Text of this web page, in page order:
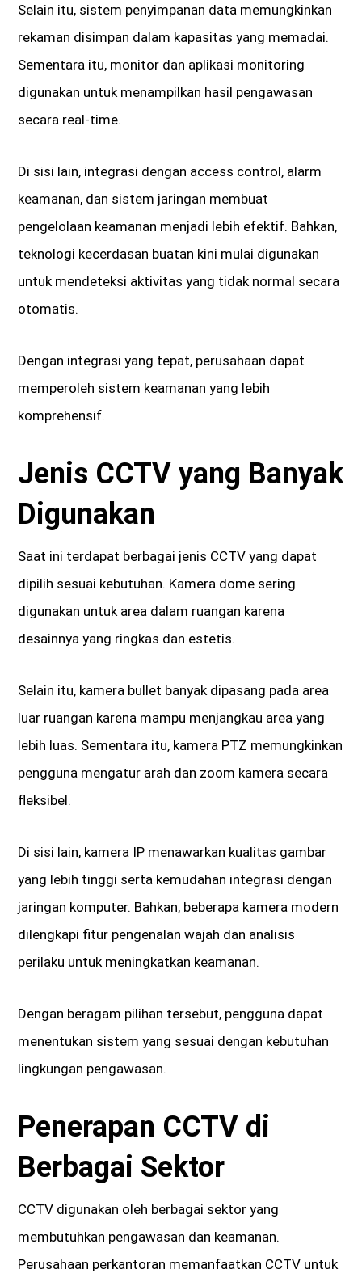
Selain itu, sistem penyimpanan data memungkinkan
rekaman disimpan dalam kapasitas yang memadai.
Sementara itu, monitor dan aplikasi monitoring
digunakan untuk menampilkan hasil pengawasan
secara real-time.
Di sisi lain, integrasi dengan access control, alarm
keamanan, dan sistem jaringan membuat
pengelolaan keamanan menjadi lebih efektif. Bahkan,
teknologi kecerdasan buatan kini mulai digunakan
untuk mendeteksi aktivitas yang tidak normal secara
otomatis.
Dengan integrasi yang tepat, perusahaan dapat
memperoleh sistem keamanan yang lebih
komprehensif.
Jenis CCTV yang Banyak
Digunakan
Saat ini terdapat berbagai jenis CCTV yang dapat
dipilih sesuai kebutuhan. Kamera dome sering
digunakan untuk area dalam ruangan karena
desainnya yang ringkas dan estetis.
Selain itu, kamera bullet banyak dipasang pada area
luar ruangan karena mampu menjangkau area yang
lebih luas. Sementara itu, kamera PTZ memungkinkan
pengguna mengatur arah dan zoom kamera secara
fleksibel.
Di sisi lain, kamera IP menawarkan kualitas gambar
yang lebih tinggi serta kemudahan integrasi dengan
jaringan komputer. Bahkan, beberapa kamera modern
dilengkapi fitur pengenalan wajah dan analisis
perilaku untuk meningkatkan keamanan.
Dengan beragam pilihan tersebut, pengguna dapat
menentukan sistem yang sesuai dengan kebutuhan
lingkungan pengawasan.
Penerapan CCTV di
Berbagai Sektor
CCTV digunakan oleh berbagai sektor yang
membutuhkan pengawasan dan keamanan.
Perusahaan perkantoran memanfaatkan CCTV untuk